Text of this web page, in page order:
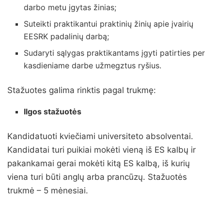
darbo metu įgytas žinias;
Suteikti praktikantui praktinių žinių apie įvairių
EESRK padalinių darbą;
Sudaryti sąlygas praktikantams įgyti patirties per
kasdieniame darbe užmegztus ryšius.
Stažuotes galima rinktis pagal trukmę:
Ilgos stažuotės
Kandidatuoti kviečiami universiteto absolventai.
Kandidatai turi puikiai mokėti vieną iš ES kalbų ir
pakankamai gerai mokėti kitą ES kalbą, iš kurių
viena turi būti anglų arba prancūzų. Stažuotės
trukmė – 5 mėnesiai.